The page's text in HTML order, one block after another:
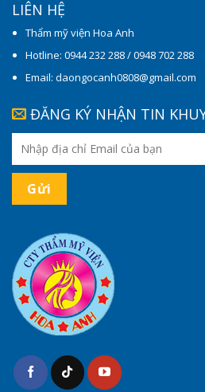
LIÊN HỆ
Thẩm mỹ viện Hoa Anh
Hotline: 0944 232 288 / 0948 702 288
Email: daongocanh0808@gmail.com
ĐĂNG KÝ NHẬN TIN